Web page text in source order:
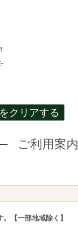
クリアする
ご利用案内
【一部地域除く】